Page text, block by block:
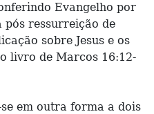
Evangelho por
ressurreição de
sobre Jesus e os
livro de Marcos 16:12-
em outra forma a dois